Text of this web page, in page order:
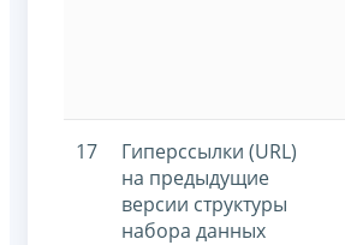
17
Гиперссылки (URL)
на предыдущие
версии структуры
набора данных